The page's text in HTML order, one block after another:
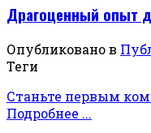
Драгоценный опыт
Опубликовано в
Теги
Станьте первым
Подробнее ...